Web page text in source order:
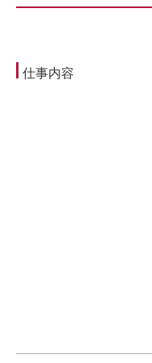
仕事内容